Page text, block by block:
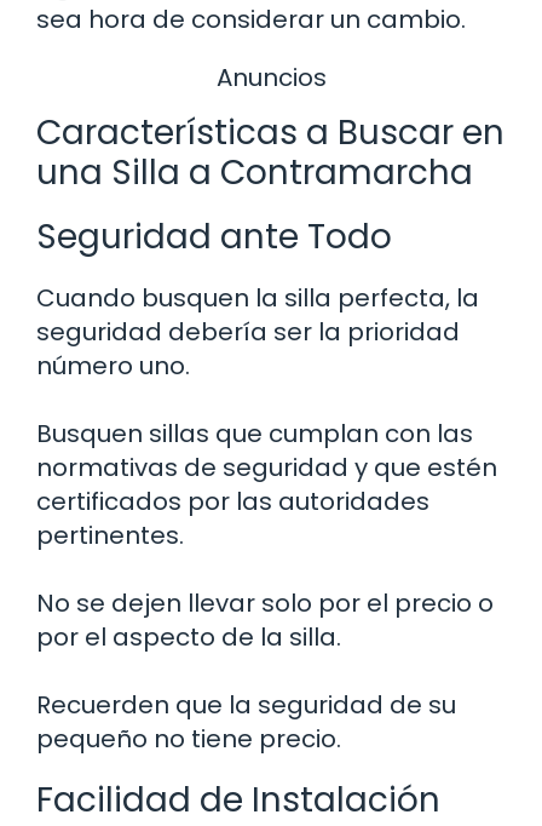
sea hora de considerar un cambio.
Anuncios
Características a Buscar en
una Silla a Contramarcha
Seguridad ante Todo
Cuando busquen la silla perfecta, la
seguridad debería ser la prioridad
número uno.
Busquen sillas que cumplan con las
normativas de seguridad y que estén
certificados por las autoridades
pertinentes.
No se dejen llevar solo por el precio o
por el aspecto de la silla.
Recuerden que la seguridad de su
pequeño no tiene precio.
Facilidad de Instalación